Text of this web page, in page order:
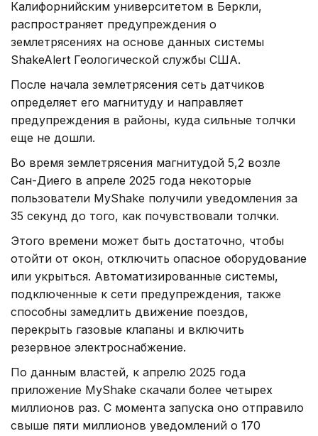
Калифорнийским университетом в Беркли,
распространяет предупреждения о
землетрясениях на основе данных системы
ShakeAlert Геологической службы США.
После начала землетрясения сеть датчиков
определяет его магнитуду и направляет
предупреждения в районы, куда сильные толчки
еще не дошли.
Во время землетрясения магнитудой 5,2 возле
Сан-Диего в апреле 2025 года некоторые
пользователи MyShake получили уведомления за
35 секунд до того, как почувствовали толчки.
Этого времени может быть достаточно, чтобы
отойти от окон, отключить опасное оборудование
или укрыться. Автоматизированные системы,
подключенные к сети предупреждения, также
способны замедлить движение поездов,
перекрыть газовые клапаны и включить
резервное электроснабжение.
По данным властей, к апрелю 2025 года
приложение MyShake скачали более четырех
миллионов раз. С момента запуска оно отправило
свыше пяти миллионов уведомлений о 170